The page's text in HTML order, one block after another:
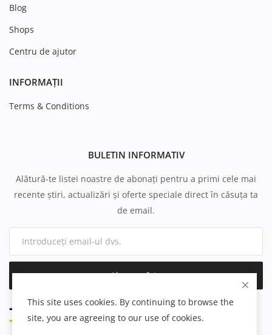
Blog
Shops
Centru de ajutor
INFORMAȚII
Terms & Conditions
BULETIN INFORMATIV
Alătură-te listei noastre de abonați pentru a primi cele mai
recente știri, actualizări și oferte speciale direct în căsuța ta
de email.
Abonează-te
This site uses cookies. By continuing to browse the
site, you are agreeing to our use of cookies.